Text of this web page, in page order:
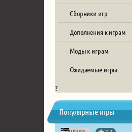
Сборники игр
Дополнения к играм
Моды к играм
Ожидаемые игры
?
Популярные игры